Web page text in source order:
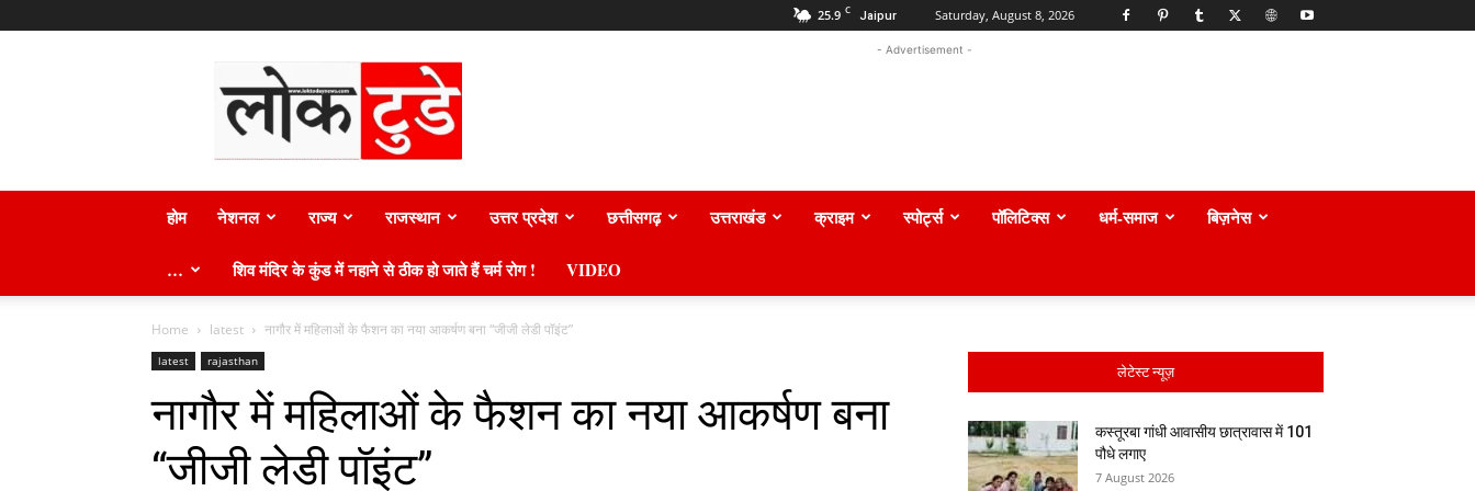
25.9 C Jaipur Saturday, August 8, 2026
टुडे
न्यूज़
- Advertisement -
होम नेशनल राज्य राजस्थान उत्तर प्रदेश छत्तीसगढ़ उत्तराखंड क्राइम स्पोर्ट्स पॉलिटिक्स धर्म-समाज बिज़नेस
… शिव मंदिर के कुंड में नहाने से ठीक हो जाते हैं चर्म रोग ! VIDEO
Home latest नागौर में महिलाओं के फैशन का नया आकर्षण बना “जीजी लेडी पॉइंट”
latest rajasthan
नागौर में महिलाओं के फैशन का नया आकर्षण बना
“जीजी लेडी पॉइंट”
लेटेस्ट न्यूज़
कस्तूरबा गांधी आवासीय छात्रावास में 101
पौधे लगाए
7 August 2026